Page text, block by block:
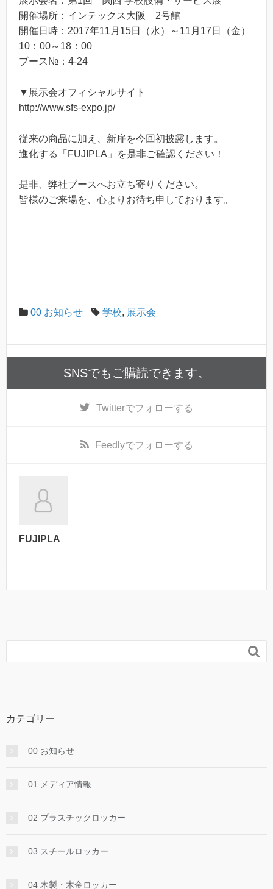
開催場所：インテックス大阪 2号館
開催日時：2017年11月15日（水）～11月17日（金）
10：00～18：00
ブース№：4-24
▼展示会オフィシャルサイト
http://www.sfs-expo.jp/
従来の商品に加え、新扉を今回初披露します。
進化する「FUJIPLA」を是非ご確認ください！
是非、弊社ブースへお立ち寄りください。
皆様のご来場を、心よりお待ち申しております。
00 お知らせ 学校, 展示会
SNSでもご購読できます。
Twitterでフォローする
Feedlyでフォローする
FUJIPLA

カテゴリー
00 お知らせ
01 メディア情報
02 プラスチックロッカー
03 スチールロッカー
04 木製・木金ロッカー